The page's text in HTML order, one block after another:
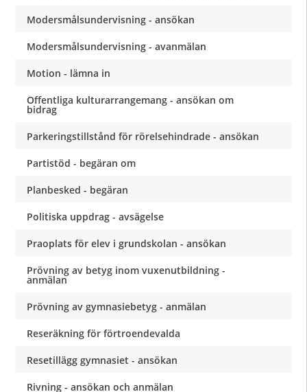
Modersmålsundervisning - ansökan
Modersmålsundervisning - avanmälan
Motion - lämna in
Offentliga kulturarrangemang - ansökan om
bidrag
Parkeringstillstånd för rörelsehindrade - ansökan
Partistöd - begäran om
Planbesked - begäran
Politiska uppdrag - avsägelse
Praoplats för elev i grundskolan - ansökan
Prövning av betyg inom vuxenutbildning -
anmälan
Prövning av gymnasiebetyg - anmälan
Reseräkning för förtroendevalda
Resetillägg gymnasiet - ansökan
Rivning - ansökan och anmälan